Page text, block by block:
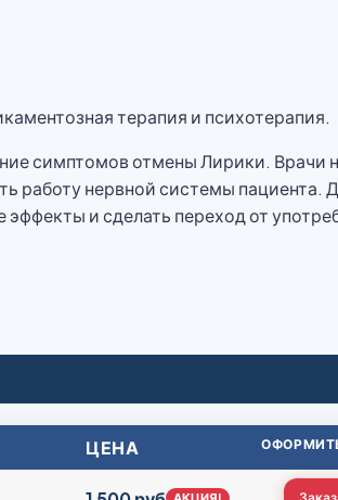
терапия и психотерапия.
симптомов отмены Лирики. Врачи
работу нервной системы пациента.
и сделать переход от
ЦЕНА